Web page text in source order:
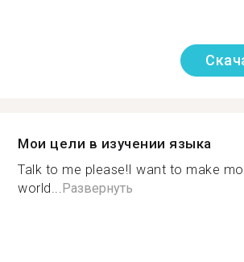
Мои цели в изучении языка
Talk to me please!I want to make
world...Развернуть